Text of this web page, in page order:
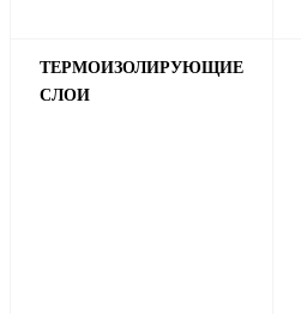
ТЕРМОИЗОЛИРУЮЩИЕ
СЛОИ